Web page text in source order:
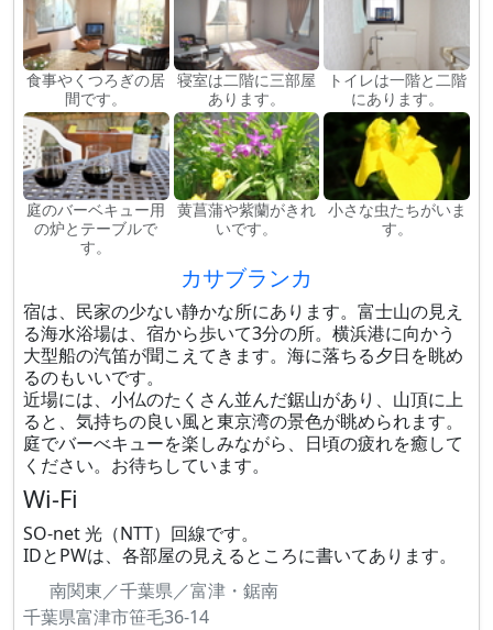
食事やくつろぎの居
間です。
寝室は二階に三部屋
あります。
トイレは一階と二階
にあります。
庭のバーベキュー用
の炉とテーブルで
す。
黄菖蒲や紫蘭がきれ
いです。
小さな虫たちがいま
す。
カサブランカ
宿は、民家の少ない静かな所にあります。富士山の見え
る海水浴場は、宿から歩いて3分の所。横浜港に向かう
大型船の汽笛が聞こえてきます。海に落ちる夕日を眺め
るのもいいです。
近場には、小仏のたくさん並んだ鋸山があり、山頂に上
ると、気持ちの良い風と東京湾の景色が眺められます。
庭でバーべキューを楽しみながら、日頃の疲れを癒して
ください。お待ちしています。
Wi-Fi
SO-net 光（NTT）回線です。
IDとPWは、各部屋の見えるところに書いてあります。
南関東／千葉県／富津・鋸南
千葉県富津市笹毛36-14